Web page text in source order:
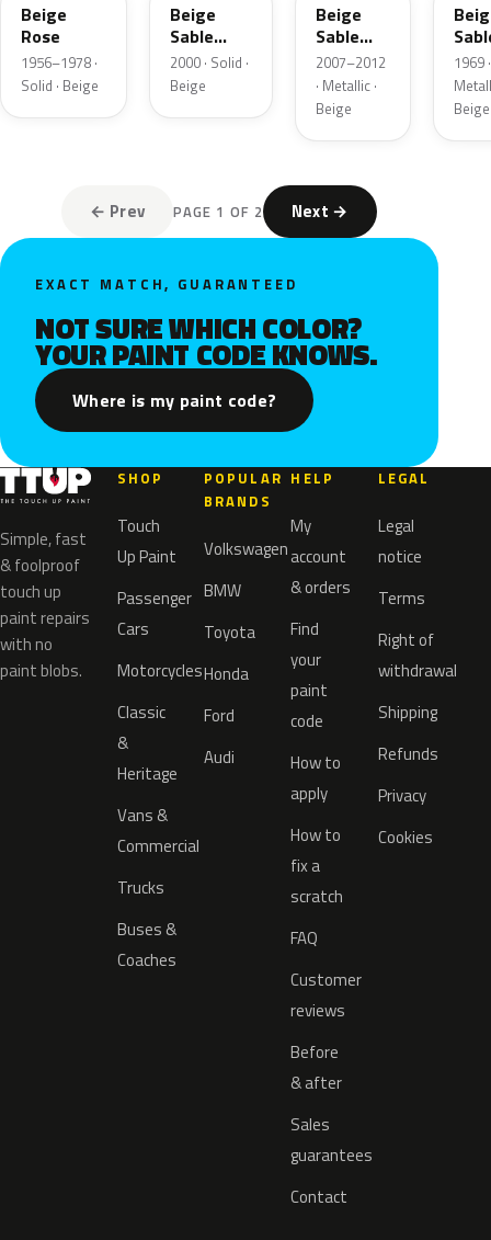
Beige
Rose
1956–1978 ·
Solid · Beige
Beige
Sable
Matte
2000 · Solid ·
Beige
Beige
Sable
Metallic
2007–2012
· Metallic ·
Beige
1969 ·
Beige
← Prev PAGE 1 OF 2 Next →
EXACT MATCH, GUARANTEED
NOT SURE WHICH COLOR?
YOUR PAINT CODE KNOWS.
Where is my paint code?
Simple, fast
& foolproof
touch up
paint repairs
with no
paint blobs.
SHOP
Touch
Up Paint
Passenger
Cars
Motorcycles
Classic
&
Heritage
Vans &
Commercial
Trucks
Buses &
Coaches
POPULAR
BRANDS
Volkswagen
BMW
Toyota
Honda
Ford
Audi
HELP
My
account
& orders
Find
your
paint
code
How to
apply
How to
fix a
scratch
FAQ
Customer
reviews
Before
& after
Sales
guarantees
Contact
LEGAL
Legal
notice
Terms
Right of
withdrawal
Shipping
Refunds
Privacy
Cookies